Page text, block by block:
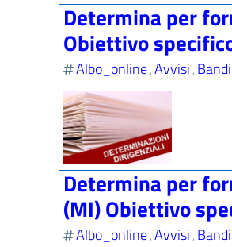
Determina per
Obiettivo
Albo_online,Avvisi,
Determina per
(MI) Obiettivo
Albo_online,Avvisi,